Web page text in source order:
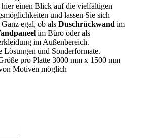
hier einen Blick auf die vielfältigen
und lassen Sie sich
egal, ob als Duschrückwand im
im Büro oder als
im Außenbereich.
Lösungen und Sonderformate.
pro Platte 3000 mm x 1500 mm
Motiven möglich